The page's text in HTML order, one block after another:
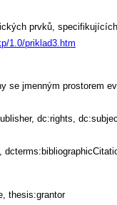
prvků,
1.0/priklad3.htm
se jmenným prostorem
dc:rights,
thesis:grantor